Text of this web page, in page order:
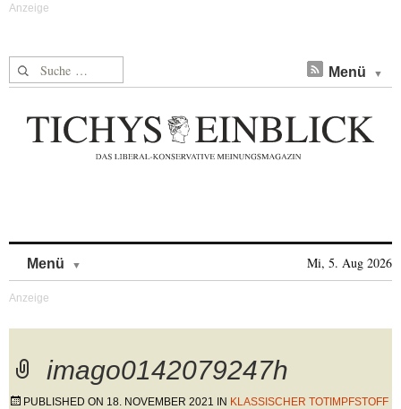
Suche nach: Menü
Menü Mi, 5. Aug 2026
imago0142079247h
PUBLISHED ON 18. NOVEMBER 2021 IN KLASSISCHER TOTIMPFSTOFF